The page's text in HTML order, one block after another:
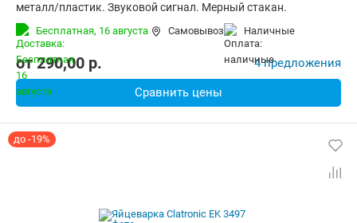
металл/пластик. Звуковой сигнал. Мерный стакан.
Бесплатная, 16 августа Самовывоз наличные
от290,00 p. 4 предложения
Сравнить цены
до -19%